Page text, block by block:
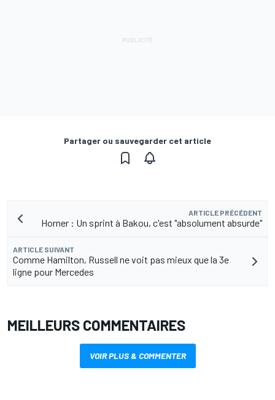
Partager ou sauvegarder cet article
ARTICLE PRÉCÉDENT
Horner : Un sprint à Bakou, c'est "absolument absurde"
ARTICLE SUIVANT
Comme Hamilton, Russell ne voit pas mieux que la 3e
ligne pour Mercedes
MEILLEURS COMMENTAIRES
VOIR PLUS & COMMENTER